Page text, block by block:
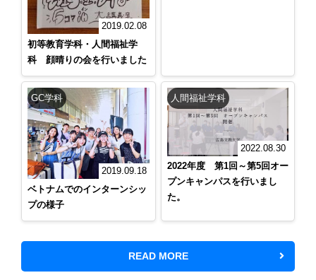
2019.02.08
初等教育学科・人間福祉学
科 顔晴りの会を行いました
GC学科
2019.09.18
ベトナムでのインターンシッ
プの様子
人間福祉学科
2022.08.30
2022年度 第1回～第5回オー
プンキャンパスを行いまし
た。
READ MORE